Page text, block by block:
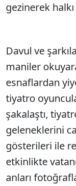
gezinerek
Davul ve
maniler
esnaflardan
tiyatro
şakalaştı,
geleneklerini
gösterileri ile
etkinlikte
anları